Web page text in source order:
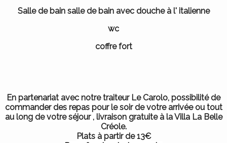
Salle de bain salle de bain avec douche à l' italienne
wc
coffre fort
En partenariat avec notre traiteur Le Carolo, possibilité de
commander des repas pour le soir de votre arrivée ou tout
au long de votre séjour , livraison gratuite à la Villa La Belle
Créole.
Plats à partir de 13€